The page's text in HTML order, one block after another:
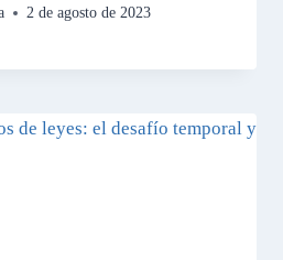
2 de agosto de 2023